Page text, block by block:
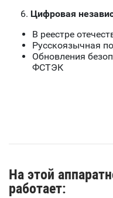
6. Цифровая
В реестре
Русскоязычная
Обновления
ФСТЭК
На этой
работает: